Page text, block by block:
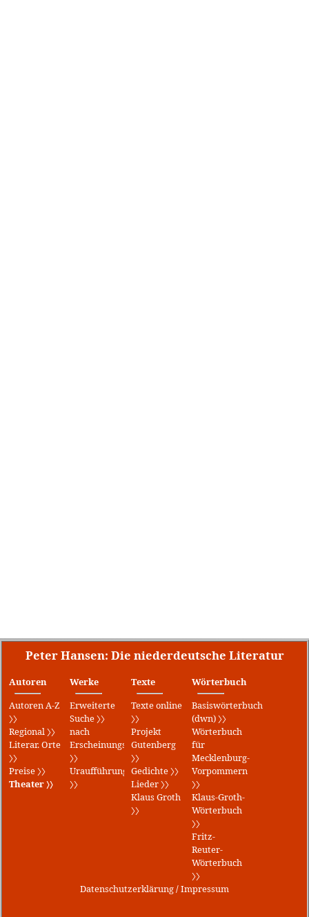
Peter Hansen: Die niederdeutsche Literatur
Autoren
Autoren A-Z
〉〉
Regional 〉〉
Literar. Orte
〉〉
Preise 〉〉
Theater 〉〉
Werke
Erweiterte
Suche 〉〉
nach
Erscheinungsjahr
〉〉
Uraufführungen
〉〉
Texte
Texte online
〉〉
Projekt
Gutenberg
〉〉
Gedichte 〉〉
Lieder 〉〉
Klaus Groth
〉〉
Wörterbuch
Basiswörterbuch
(dwn) 〉〉
Wörterbuch
für
Mecklenburg-
Vorpommern
〉〉
Klaus-Groth-
Wörterbuch
〉〉
Fritz-
Reuter-
Wörterbuch
〉〉
Datenschutzerklärung/Impressum